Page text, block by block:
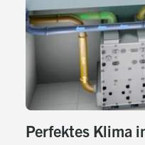
Perfektes Klima